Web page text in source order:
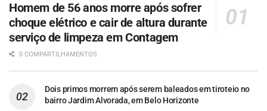
Homem de 56 anos morre após sofrer
choque elétrico e cair de altura durante
serviço de limpeza em Contagem
0 COMPARTILHAMENTOS
Dois primos morrem após serem baleados em tiroteio no
bairro Jardim Alvorada, em Belo Horizonte